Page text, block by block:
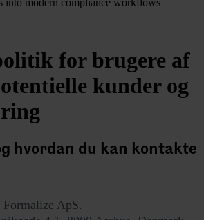
into modern compliance workflows
for brugere af
kunder og
hvordan du kan kontakte
ApS.